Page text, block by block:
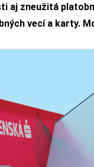
aj zneužitá
vecí a karty.